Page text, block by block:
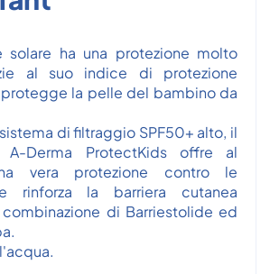
solare ha una protezione molto
al suo indice di protezione
la pelle del bambino da
di filtraggio SPF50+ alto, il
A-Derma ProtectKids offre al
vera protezione contro le
rinforza la barriera cutanea
di Barriestolide ed